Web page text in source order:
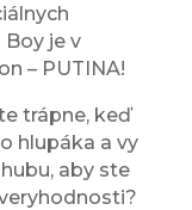
je v
– PUTINA!
trápne, keď
hlupáka a vy
aby ste